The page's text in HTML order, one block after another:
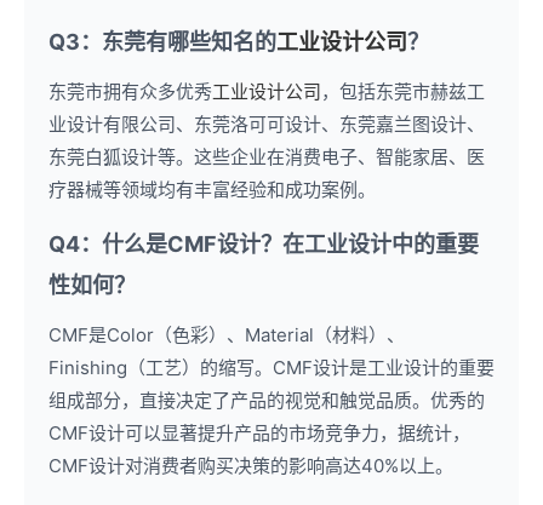
Q3：东莞有哪些知名的工业设计公司？
东莞市拥有众多优秀工业设计公司，包括东莞市赫兹工
业设计有限公司、东莞洛可可设计、东莞嘉兰图设计、
东莞白狐设计等。这些企业在消费电子、智能家居、医
疗器械等领域均有丰富经验和成功案例。
Q4：什么是CMF设计？在工业设计中的重要
性如何？
CMF是Color（色彩）、Material（材料）、
Finishing（工艺）的缩写。CMF设计是工业设计的重要
组成部分，直接决定了产品的视觉和触觉品质。优秀的
CMF设计可以显著提升产品的市场竞争力，据统计，
CMF设计对消费者购买决策的影响高达40%以上。